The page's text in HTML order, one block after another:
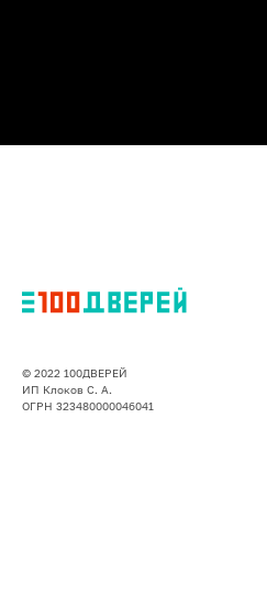
© 2022 100ДВЕРЕЙ
ИП Клоков С. А.
ОГРН 323480000046041